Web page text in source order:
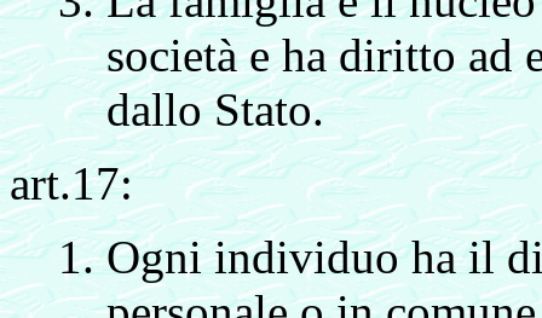
società e ha diritto ad
dallo Stato.
art.17:
Ogni individuo ha il